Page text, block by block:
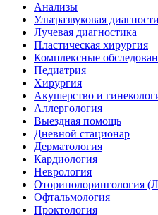
Анализы
Ультразвуковая
Лучевая диагностика
Пластическая хирургия
Комплексные
Педиатрия
Хирургия
Акушерство и
Аллергология
Выездная помощь
Дневной стационар
Дерматология
Кардиология
Неврология
Оторинолорингология
Офтальмология
Проктология